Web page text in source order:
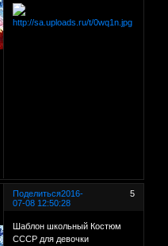
Поделиться 5
2016-
07-08 12:50:28
Шаблон школьный Костюм
СССР для девочки